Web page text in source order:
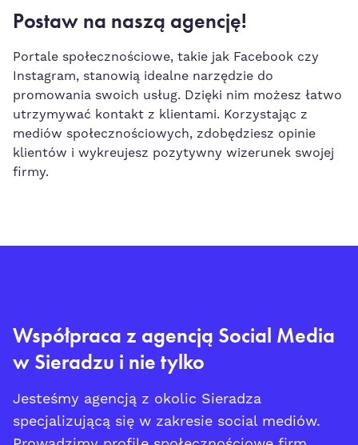
Postaw na naszą agencję!
Portale społecznościowe, takie jak Facebook czy
Instagram, stanowią idealne narzędzie do
promowania swoich usług. Dzięki nim możesz łatwo
utrzymywać kontakt z klientami. Korzystając z
mediów społecznościowych, zdobędziesz opinie
klientów i wykreujesz pozytywny wizerunek swojej
firmy.
Współpraca z agencją Social Media
w Sieradzu i nie tylko
Jesteśmy agencją z okolic Sieradza
specjalizującą się w zakresie social mediów.